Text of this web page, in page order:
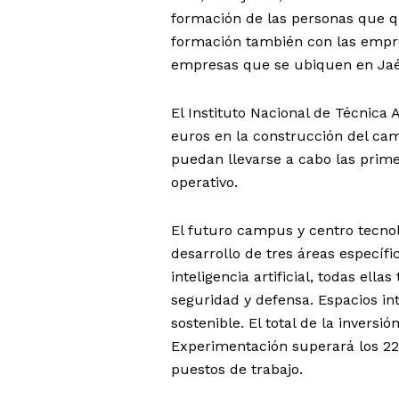
formación de las personas que
formación también con las
empresas que se ubiquen en
El Instituto Nacional de Técnica
euros en la construcción del
puedan llevarse a cabo las
operativo.
El futuro campus y centro
desarrollo de tres áreas
inteligencia artificial, todas ellas
seguridad y defensa. Espacios
sostenible. El total de la
Experimentación superará los
puestos de trabajo.